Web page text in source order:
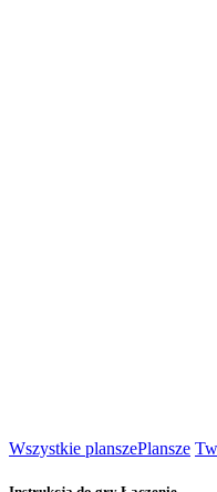
Wszystkie planszePlansze